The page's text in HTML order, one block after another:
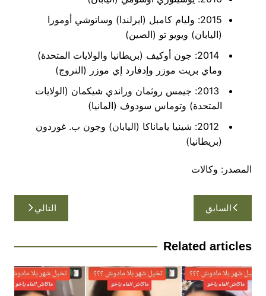
2015: وليام كامبل (ايرلندا) وساتوشي أومورا
(اليابان) ويويو تو (الصين)
2014: جون أوكيف (بريطانيا والولايات المتحدة)
وماي بريت موزر وإدفارد إي موزر (النروج)
2013: جيمس روثمان وراندي شيكمان (الولايات
المتحدة) وتوماس سودوف (المانيا)
2012: شينيا ياماناكا (اليابان) وجون ب. غوردون
(بريطانيا)
المصدر: وكالات
تصفّح
المقالات
السابق التالي
Related articles